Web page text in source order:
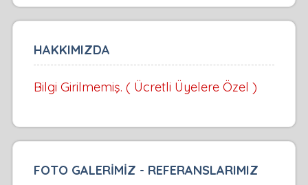
HAKKIMIZDA
Bilgi Girilmemiş. ( Ücretli Üyelere Özel )
FOTO GALERİMİZ - REFERANSLARIMIZ